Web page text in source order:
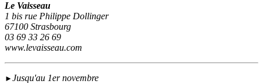
Le Vaisseau
1 bis rue Philippe Dollinger
67100 Strasbourg
03 69 33 26 69
www.levaisseau.com
► Jusqu'au 1er novembre